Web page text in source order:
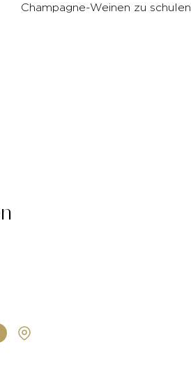
Champagne-Weinen zu schulen.